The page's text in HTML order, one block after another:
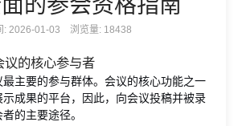
的参会资格指南
: 2026-01-03 浏览量: 18438
议的核心参与者
主要的参与群体。会议的核心功能之一
成果的平台，因此，向会议投稿并被录
的主要途径。